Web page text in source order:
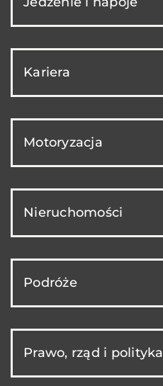
Kariera
Motoryzacja
Nieruchomości
Podróże
Prawo, rząd i polityka